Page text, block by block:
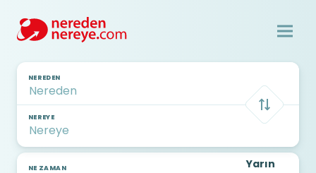
NEREDEN
NEREYE
NE ZAMAN
Yarın